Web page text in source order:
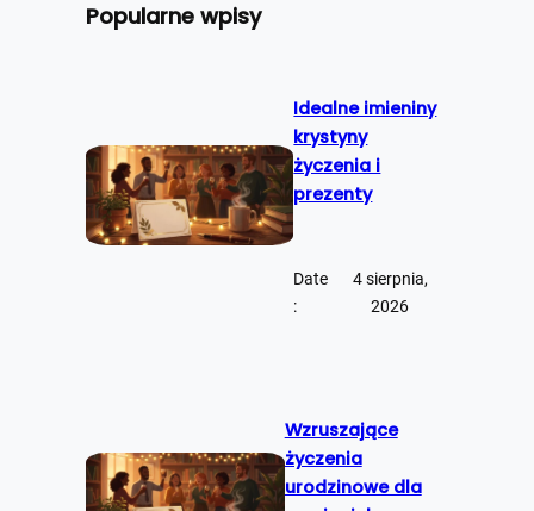
a
Popularne wpisy
Idealne imieniny
krystyny
życzenia i
prezenty
Date
:
4 sierpnia,
2026
Wzruszające
życzenia
urodzinowe dla